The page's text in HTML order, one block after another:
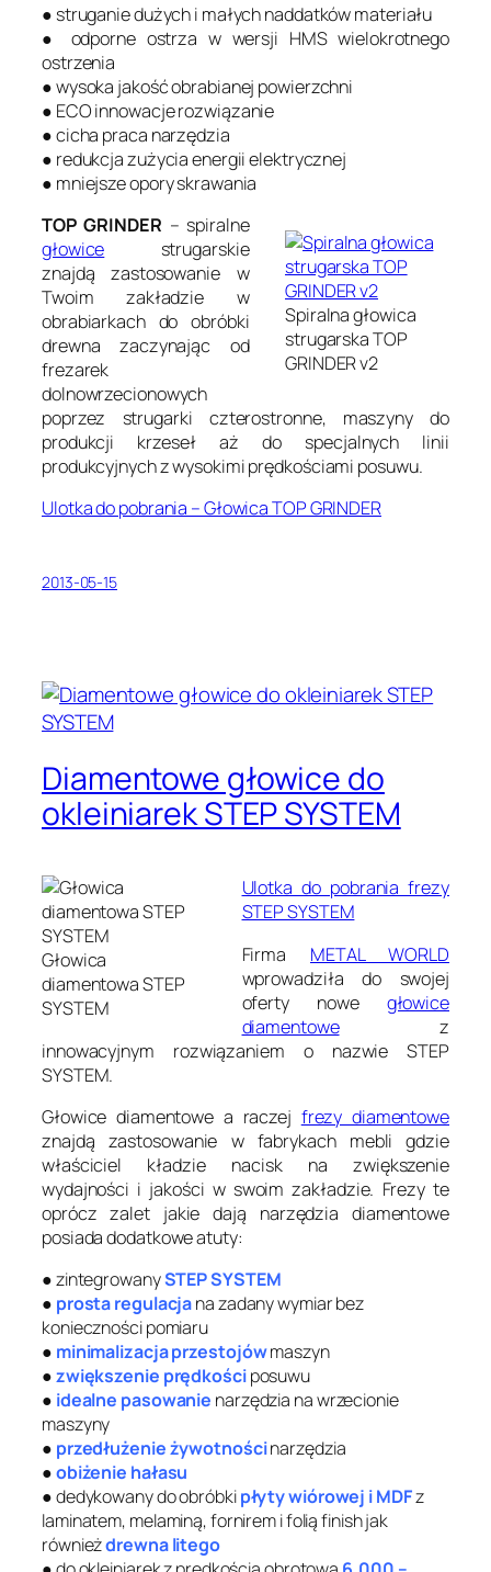
● struganie dużych i małych naddatków materiału
● odporne ostrza w wersji HMS wielokrotnego
ostrzenia
● wysoka jakość obrabianej powierzchni
● ECO innowacje rozwiązanie
● cicha praca narzędzia
● redukcja zużycia energii elektrycznej
● mniejsze opory skrawania
Spiralna głowica
strugarska TOP
GRINDER v2
TOP GRINDER – spiralne
głowice strugarskie
znajdą zastosowanie w
Twoim zakładzie w
obrabiarkach do obróbki
drewna zaczynając od
frezarek
dolnowrzecionowych
poprzez strugarki czterostronne, maszyny do
produkcji krzeseł aż do specjalnych linii
produkcyjnych z wysokimi prędkościami posuwu.
Ulotka do pobrania – Głowica TOP GRINDER
2013-05-15
Diamentowe głowice do
okleiniarek STEP SYSTEM
Głowica
diamentowa STEP
SYSTEM
Ulotka do pobrania frezy
STEP SYSTEM
Firma METAL WORLD
wprowadziła do swojej
oferty nowe głowice
diamentowez
innowacyjnym rozwiązaniem o nazwie STEP
SYSTEM.
Głowice diamentowe a raczej frezy diamentowe
znajdą zastosowanie w fabrykach mebli gdzie
właściciel kładzie nacisk na zwiększenie
wydajności i jakości w swoim zakładzie. Frezy te
oprócz zalet jakie dają narzędzia diamentowe
posiada dodatkowe atuty:
● zintegrowanySTEP SYSTEM
● prosta regulacjana zadany wymiar bez
konieczności pomiaru
● minimalizacja przestojówmaszyn
●zwiększenie prędkościposuwu
● idealne pasowanie narzędzia na wrzecionie
maszyny
● przedłużenie żywotnościnarzędzia
●obiżenie hałasu
● dedykowany do obróbkipłyty wiórowej i MDFz
laminatem, melaminą, fornirem i folią finish jak
równieżdrewna litego